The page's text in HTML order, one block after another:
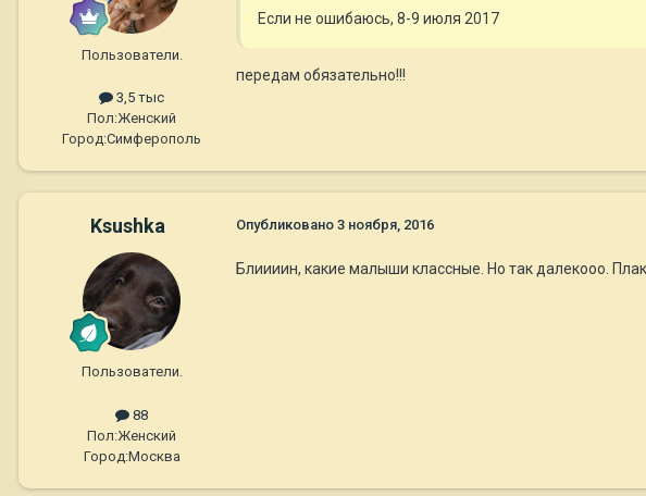
Пользователи.
3,5 тыс
Пол:Женский
Город:Симферополь
Если не ошибаюсь, 8-9 июля 2017
передам обязательно!!!
Ksushka
Пользователи.
88
Пол:Женский
Город:Москва
Опубликовано 3 ноября, 2016
Блиииин, какие малыши классные. Но так далекооо.